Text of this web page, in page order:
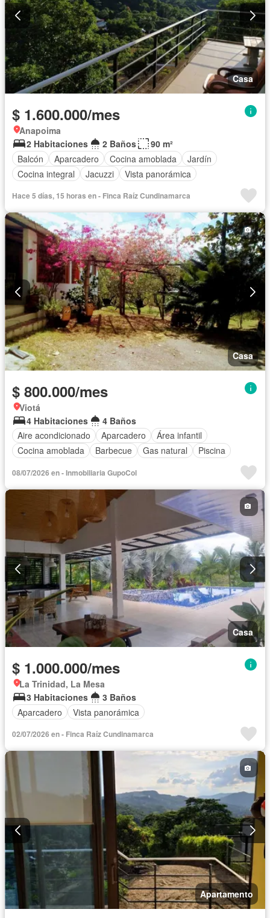
Casa
$ 1.600.000/mes
Anapoima
2 Habitaciones
2 Baños
90 m²
Balcón
Aparcadero Cocina amoblada
Jardín
Cocina integral
Jacuzzi Vista panorámica
Hace 5 días, 15 horas en - Finca Raíz Cundinamarca
Casa
$ 800.000/mes
Viotá
4 Habitaciones
4 Baños
Aire acondicionado
Aparcadero
Área infantil
Cocina amoblada
Barbecue Gas natural Piscina
08/07/2026 en - Inmobiliaria GupoCol
Casa
$ 1.000.000/mes
La Trinidad, La Mesa
3 Habitaciones
3 Baños
Aparcadero
Vista panorámica
02/07/2026 en - Finca Raíz Cundinamarca
Apartamento